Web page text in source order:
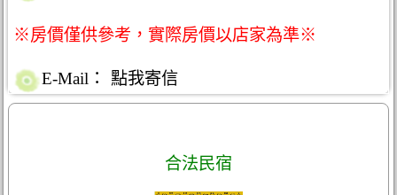
※房價僅供參考，實際房價以店家為準※
E-Mail： 點我寄信
合法民宿